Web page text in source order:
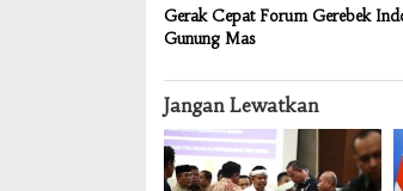
Gerak Cepat Forum Gerebek
Gunung Mas
Jangan Lewatkan